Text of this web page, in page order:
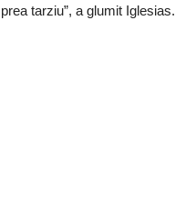
tarziu”, a glumit Iglesias.